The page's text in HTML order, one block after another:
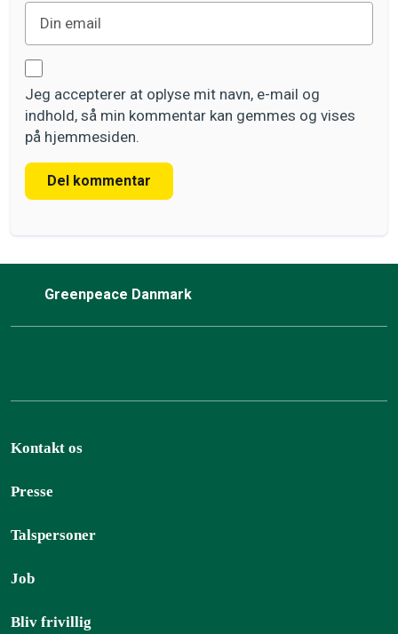
Jeg accepterer at oplyse mit navn, e-mail og
indhold, så min kommentar kan gemmes og vises
på hjemmesiden.
Del kommentar
Greenpeace Danmark
Kontakt os
Presse
Talspersoner
Job
Bliv frivillig